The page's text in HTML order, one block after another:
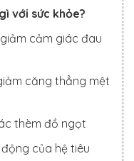
với sức khỏe?
cảm giác đau
căng thẳng mệt
thèm đồ ngọt
của hệ tiêu